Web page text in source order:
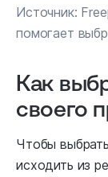
Источник:
помогает
Как
своего
Чтобы
исходить из